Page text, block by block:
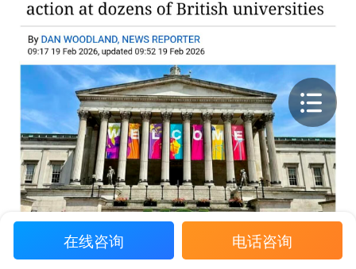
在线咨询 电话咨询